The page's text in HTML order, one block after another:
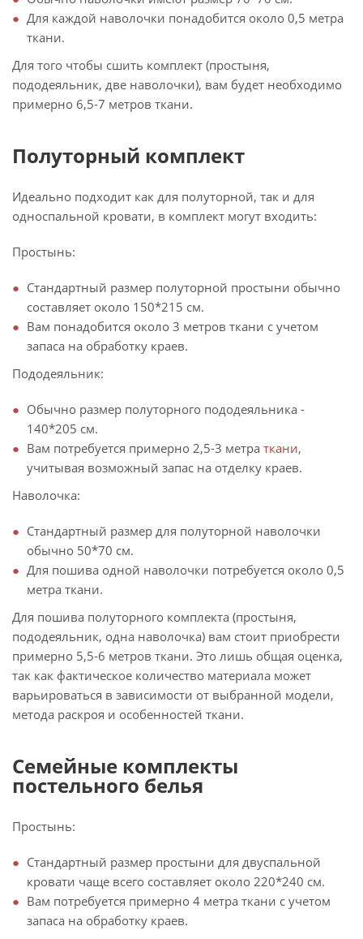
Для каждой наволочки понадобится около 0,5 метра
ткани.
Для того чтобы сшить комплект (простыня,
пододеяльник, две наволочки), вам будет необходимо
примерно 6,5-7 метров ткани.
Полуторный комплект
Идеально подходит как для полуторной, так и для
односпальной кровати, в комплект могут входить:
Простынь:
Стандартный размер полуторной простыни обычно
составляет около 150*215 см.
Вам понадобится около 3 метров ткани с учетом
запаса на обработку краев.
Пододеяльник:
Обычно размер полуторного пододеяльника -
140*205 см.
Вам потребуется примерно 2,5-3 метра ткани,
учитывая возможный запас на отделку краев.
Наволочка:
Стандартный размер для полуторной наволочки
обычно 50*70 см.
Для пошива одной наволочки потребуется около 0,5
метра ткани.
Для пошива полуторного комплекта (простыня,
пододеяльник, одна наволочка) вам стоит приобрести
примерно 5,5-6 метров ткани. Это лишь общая оценка,
так как фактическое количество материала может
варьироваться в зависимости от выбранной модели,
метода раскроя и особенностей ткани.
Семейные комплекты
постельного белья
Простынь:
Стандартный размер простыни для двуспальной
кровати чаще всего составляет около 220*240 см.
Вам потребуется примерно 4 метра ткани с учетом
запаса на обработку краев.